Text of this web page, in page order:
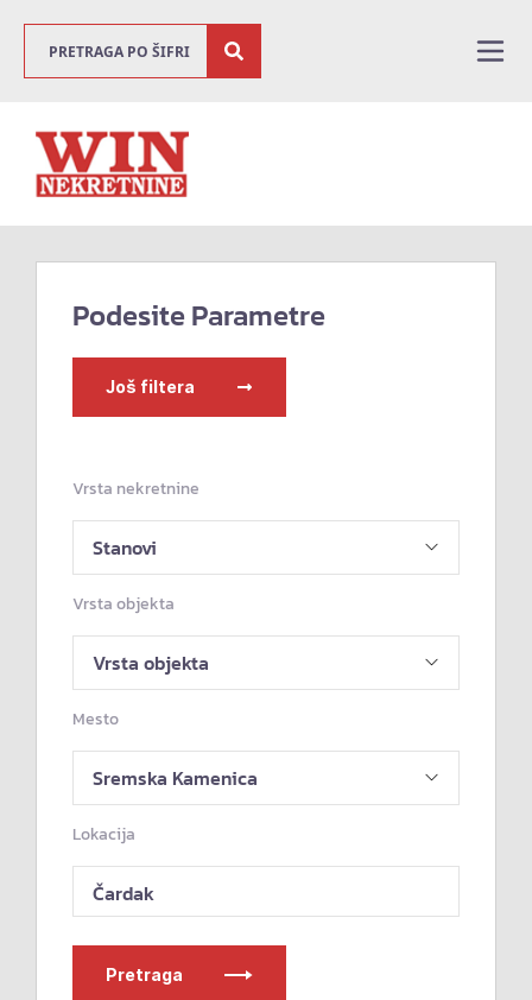
Podesite Parametre
Još filtera
Vrsta nekretnine
Vrsta objekta
Mesto
Lokacija
Čardak
Pretraga